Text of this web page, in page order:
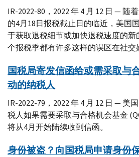
IR-2022-80，2022 年 4 月 12 日 — 随
的4月18日报税截止日的临近，美国
于获取退税细节或加快退税速度的
个报税季都有许多这样的误区在社交
国税局寄发信函给或需采取与
动的纳税人
IR-2022-79，2022 年 4 月 12 日 — 美
税人如果需要采取与合格机会基金
将从4月开始陆续收到信函。
身份被盗？向国税局申请身份